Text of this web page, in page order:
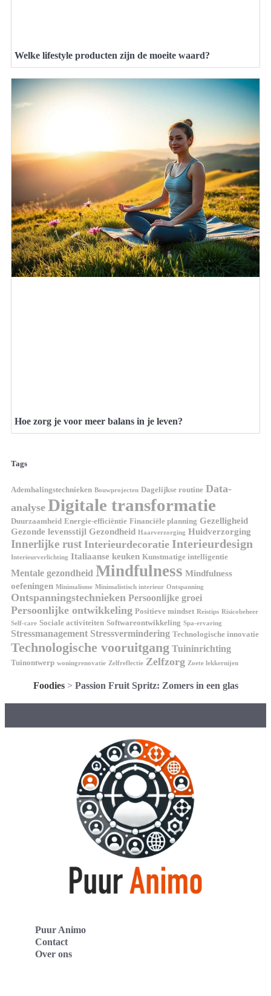
Welke lifestyle producten zijn de moeite waard?
Hoe zorg je voor meer balans in je leven?
Tags
Ademhalingstechnieken Bouwprojecten Dagelijkse routine Data-
analyse Digitale transformatie
Duurzaamheid Energie-efficiëntie Financiële planning Gezelligheid
Gezonde levensstijl Gezondheid Haarverzorging Huidverzorging
Innerlijke rust Interieurdecoratie Interieurdesign
Interieurverlichting Italiaanse keuken Kunstmatige intelligentie
Mentale gezondheid Mindfulness Mindfulness
oefeningen Minimalisme Minimalistisch interieur Ontspanning
Ontspanningstechnieken Persoonlijke groei
Persoonlijke ontwikkeling Positieve mindset Reistips Risicobeheer
Self-care Sociale activiteiten Softwareontwikkeling Spa-ervaring
Stressmanagement Stressvermindering Technologische innovatie
Technologische vooruitgang Tuininrichting
Tuinontwerp woningrenovatie Zelfreflectie Zelfzorg Zoete lekkernijen
Foodies> Passion Fruit Spritz: Zomers in een glas
Puur Animo
Contact
Over ons